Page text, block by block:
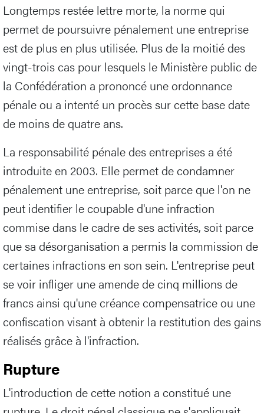
Longtemps restée lettre morte, la norme qui
permet de poursuivre pénalement une entreprise
est de plus en plus utilisée. Plus de la moitié des
vingt-trois cas pour lesquels le Ministère public de
la Confédération a prononcé une ordonnance
pénale ou a intenté un procès sur cette base date
de moins de quatre ans.
La responsabilité pénale des entreprises a été
introduite en 2003. Elle permet de condamner
pénalement une entreprise, soit parce que l'on ne
peut identifier le coupable d'une infraction
commise dans le cadre de ses activités, soit parce
que sa désorganisation a permis la commission de
certaines infractions en son sein. L'entreprise peut
se voir infliger une amende de cinq millions de
francs ainsi qu'une créance compensatrice ou une
confiscation visant à obtenir la restitution des gains
réalisés grâce à l'infraction.
Rupture
L'introduction de cette notion a constitué une